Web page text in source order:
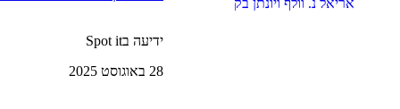
ידיעה בSpot it
28 באוגוסט 2025